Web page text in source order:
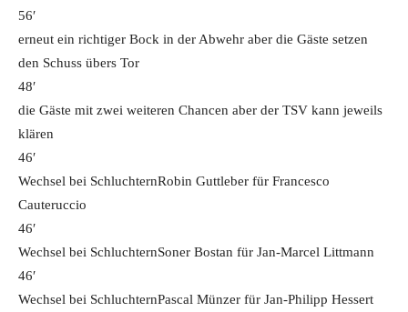
56′
erneut ein richtiger Bock in der Abwehr aber die Gäste setzen
den Schuss übers Tor
48′
die Gäste mit zwei weiteren Chancen aber der TSV kann jeweils
klären
46′
Wechsel bei SchluchternRobin Guttleber für Francesco
Cauteruccio
46′
Wechsel bei SchluchternSoner Bostan für Jan-Marcel Littmann
46′
Wechsel bei SchluchternPascal Münzer für Jan-Philipp Hessert